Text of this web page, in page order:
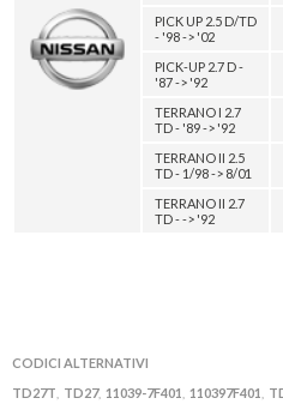
PICK UP 2.5 D/TD
- '98 -> '02
PICK-UP 2.7 D -
'87 -> '92
TERRANO I 2.7
TD - '89 -> '92
TERRANO II 2.5
TD - 1/98 -> 8/01
TERRANO II 2.7
TD - -> '92
CODICI ALTERNATIVI
TD27T
TD27, 11039-7F401 110397F401